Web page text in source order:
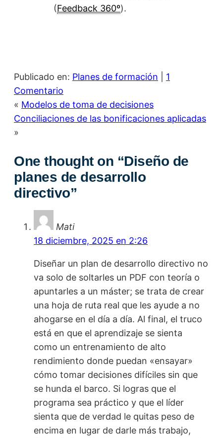
(Feedback 360º).
Publicado en: Planes de formación
1
Comentario
« Modelos de toma de decisiones
Conciliaciones de las bonificaciones aplicadas
»
One thought on “Diseño de
planes de desarrollo
directivo”
Mati
18 diciembre, 2025 en 2:26
Diseñar un plan de desarrollo directivo no
va solo de soltarles un PDF con teoría o
apuntarles a un máster; se trata de crear
una hoja de ruta real que les ayude a no
ahogarse en el día a día. Al final, el truco
está en que el aprendizaje se sienta
como un entrenamiento de alto
rendimiento donde puedan «ensayar»
cómo tomar decisiones difíciles sin que
se hunda el barco. Si logras que el
programa sea práctico y que el líder
sienta que de verdad le quitas peso de
encima en lugar de darle más trabajo,